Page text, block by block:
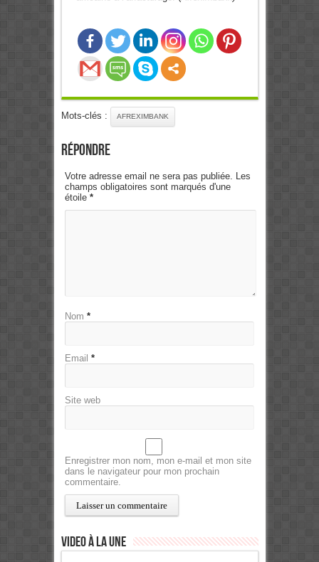
Mots-clés : AFREXIMBANK
Répondre
Votre adresse email ne sera pas publiée. Les
champs obligatoires sont marqués d'une
étoile *
Nom *
Email *
Site web
Enregistrer mon nom, mon e-mail et mon site
dans le navigateur pour mon prochain
commentaire.
Video à la Une